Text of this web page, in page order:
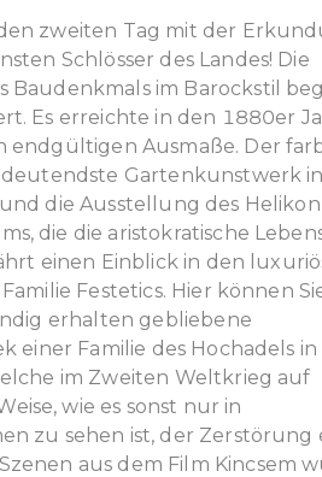
zweiten Tag mit der
Schlösser des Landes! Die
Baudenkmals im Barockstil
Es erreichte in den 1880er
endgültigen Ausmaße. Der
Gartenkunstwerk in
die Ausstellung des Helikon
die die aristokratische
einen Einblick in den
Festetics. Hier können
erhalten gebliebene
einer Familie des Hochadels
im Zweiten Weltkrieg auf
wie es sonst nur in
zu sehen ist, der Zerstörung
aus dem Film Kincsem